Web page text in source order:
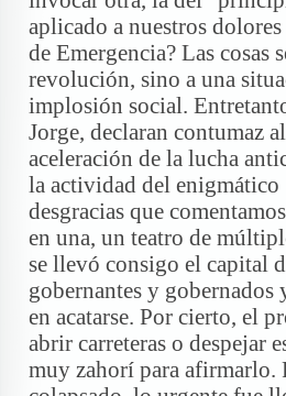
aplicado a nuestros
de Emergencia? Las cosas
revolución, sino a una
implosión social.
Jorge, declaran contumaz
aceleración de la lucha
la actividad del enigmático
desgracias que
en una, un teatro de
se llevó consigo el capital
gobernantes y gobernados
en acatarse. Por cierto, el
abrir carreteras o despejar
muy zahorí para afirmarlo.